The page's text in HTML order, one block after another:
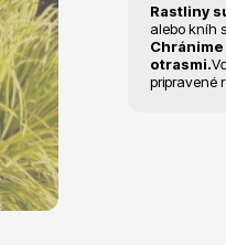
Rastliny
alebo kníh
otrasmi.
pripravené